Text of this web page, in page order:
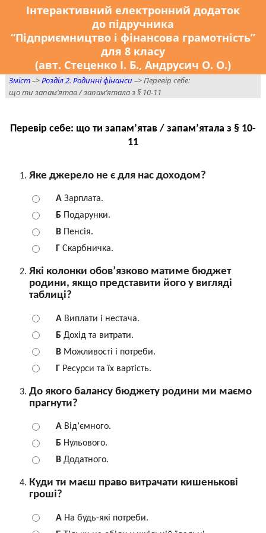
Інтерактивний електронний додаток
до підручника
“Підприємництво і фінансова грамотність”
для 8 класу
(авт. Стеценко І. Б., Андрусич О. О.)
Зміст–>Розділ 2. Родинні фінанси –> Перевір себе:
що ти запам’ятав / запам’ятала з § 10-11
Перевір себе: що ти запам’ятав / запам’ятала з § 10-
11
Яке джерело не є для нас доходом?
AЗарплата.
Б Подарунки.
ВПенсія.
ГСкарбничка.
Які колонки обов’язково матиме бюджет
родини, якщо представити його у вигляді
таблиці?
AВиплати і нестача.
Б Дохід та витрати.
ВМожливості і потреби.
ГРесурси та їх вартість.
До якого балансу бюджету родини ми маємо
прагнути?
AВід’ємного.
Б Нульового.
ВДодатного.
Куди ти маєш право витрачати кишенькові
гроші?
AНа будь-які потреби.